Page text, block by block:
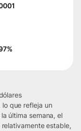
%
que refleja un
última semana, el
estable,